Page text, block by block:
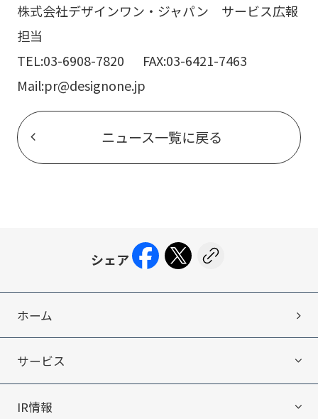
株式会社デザインワン・ジャパン サービス広報
担当
TEL:03-6908-7820 FAX:03-6421-7463
Mail:pr@designone.jp
ニュース一覧に戻る
ホーム
サービス
サービス
IR情報